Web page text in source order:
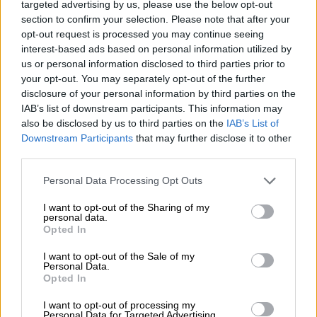
targeted advertising by us, please use the below opt-out
section to confirm your selection. Please note that after your
opt-out request is processed you may continue seeing
interest-based ads based on personal information utilized by
us or personal information disclosed to third parties prior to
your opt-out. You may separately opt-out of the further
disclosure of your personal information by third parties on the
IAB’s list of downstream participants. This information may
also be disclosed by us to third parties on the IAB’s List of
Downstream Participants that may further disclose it to other
Please note that this website/app uses one or more Google
not limited to your visit or usage behaviour. You may click to
grant or deny consent to Google and its third-party tags to
use your data for below specified purposes in below Google
consent section.
Personal Data Processing Opt Outs
I want to opt-out of the Sharing of my
personal data.
Opted In
I want to opt-out of the Sale of my
Personal Data.
Opted In
I want to opt-out of processing my
Personal Data for Targeted Advertising.
της πενταετίας, δεν αναζητείται.
Η καταβολή εισφορών στην Ειδική
κατηγορία μετά την 01.01.2020 δεν
δημιουργεί ασφαλιστική οφειλή.
Γ. Ασφαλισμένοι σύμφωνα με τις διατάξεις
του π. ΟΓΑ
Πίνακας εισφορών
Ποσά μηνιαίων εισφορών για το έτος 2020
κατηγορία
Σύνταξηςσε
Εστίας
3
2